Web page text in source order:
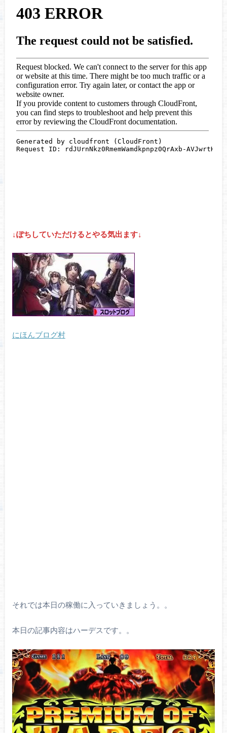
↓ぽちしていただけるとやる気出ます↓
にほんブログ村
それでは本日の稼働に入っていきましょう。。
本日の記事内容はハーデスです。。